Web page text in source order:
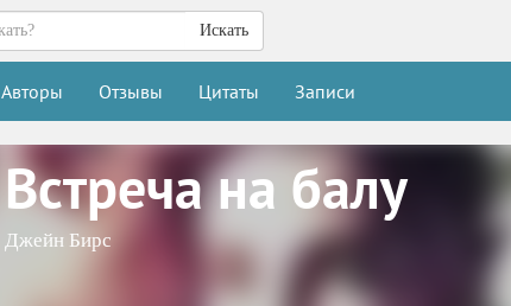
Искать
Авторы Отзывы Цитаты Записи
Встреча на балу
Джейн Бирс